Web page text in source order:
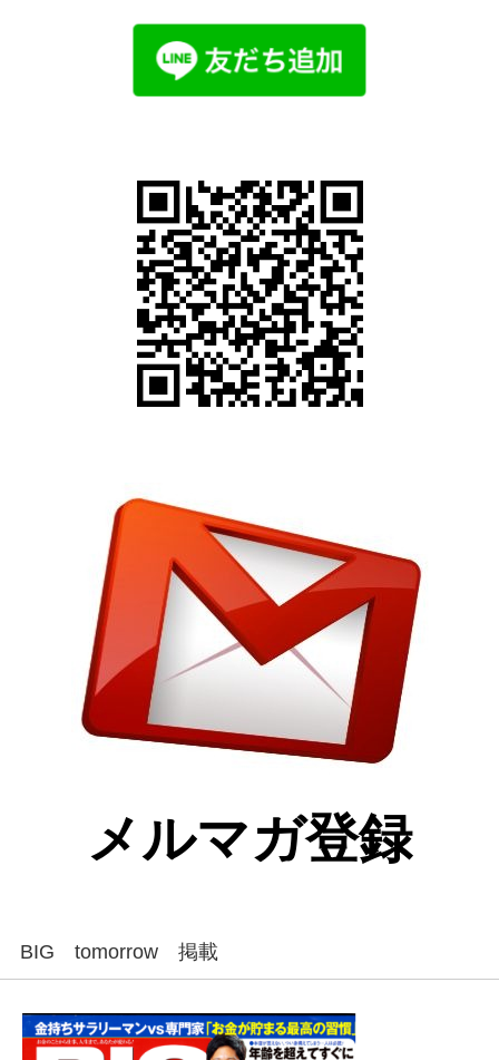
メルマガ登録
BIG tomorrow 掲載